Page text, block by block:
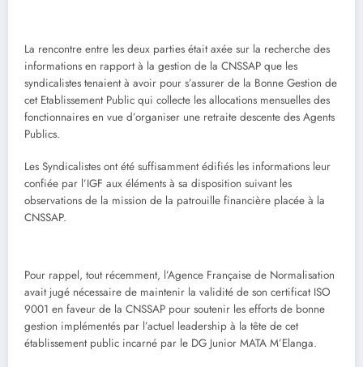
La rencontre entre les deux parties était axée sur la recherche des
informations en rapport à la gestion de la CNSSAP que les
syndicalistes tenaient à avoir pour s’assurer de la Bonne Gestion de
cet Etablissement Public qui collecte les allocations mensuelles des
fonctionnaires en vue d’organiser une retraite descente des Agents
Publics.
Les Syndicalistes ont été suffisamment édifiés les informations leur
confiée par l’IGF aux éléments à sa disposition suivant les
observations de la mission de la patrouille financière placée à la
CNSSAP.
Pour rappel, tout récemment, l’Agence Française de Normalisation
avait jugé nécessaire de maintenir la validité de son certificat ISO
9001 en faveur de la CNSSAP pour soutenir les efforts de bonne
gestion implémentés par l’actuel leadership à la tête de cet
établissement public incarné par le DG Junior MATA M’Elanga.